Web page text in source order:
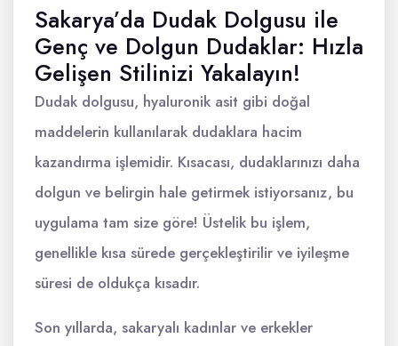
Sakarya’da Dudak Dolgusu ile
Genç ve Dolgun Dudaklar: Hızla
Gelişen Stilinizi Yakalayın!
Dudak dolgusu, hyaluronik asit gibi doğal
maddelerin kullanılarak dudaklara hacim
kazandırma işlemidir. Kısacası, dudaklarınızı daha
dolgun ve belirgin hale getirmek istiyorsanız, bu
uygulama tam size göre! Üstelik bu işlem,
genellikle kısa sürede gerçekleştirilir ve iyileşme
süresi de oldukça kısadır.
Son yıllarda, sakaryalı kadınlar ve erkekler